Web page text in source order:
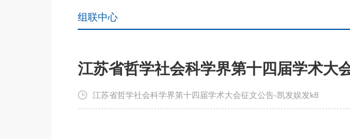
组联中心
江苏省哲学社会科学界第十四届学术大
江苏省哲学社会科学界第十四届学术大会征文公告-凯发娱发k8